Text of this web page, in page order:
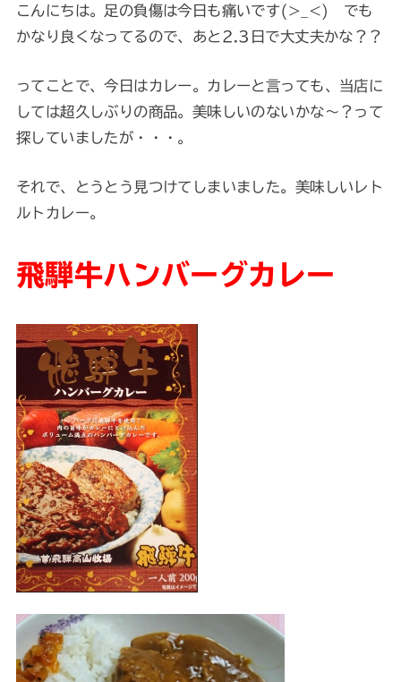
こんにちは。足の負傷は今日も痛いです(>_<) でも
かなり良くなってるので、あと2.3日で大丈夫かな？？
ってことで、今日はカレー。カレーと言っても、当店に
しては超久しぶりの商品。美味しいのないかな～？って
探していましたが・・・。
それで、とうとう見つけてしまいました。美味しいレト
ルトカレー。
飛騨牛ハンバーグカレー